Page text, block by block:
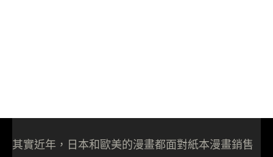
其實近年，日本和歐美的漫畫都面對紙本漫畫銷售